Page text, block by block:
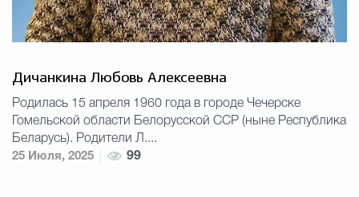
Дичанкина Любовь Алексеевна
Родилась 15 апреля 1960 года в городе Чечерске
Гомельской области Белорусской ССР (ныне Республика
Беларусь). Родители Л....
25 Июля, 2025
99